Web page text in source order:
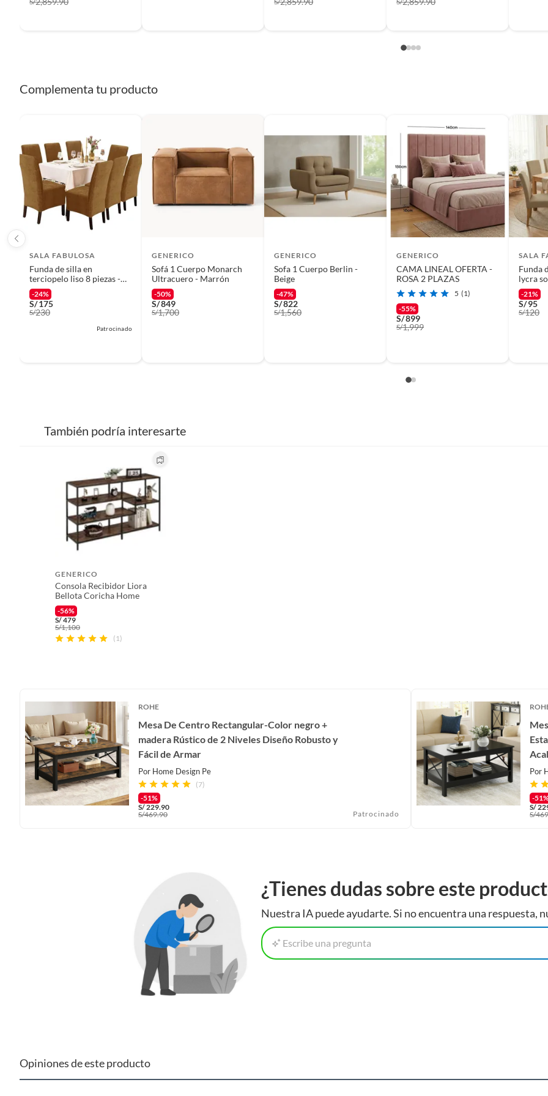
Deben estar cerrados, con todos sus sellos y etiquetas
Recuerda que el producto debe estar limpio, en buen estado, sin uso y deberá contar con todos sus accesorios,
manuales de uso y con el empaque original en perfectas condiciones (sin rayas, piquetes, abolladuras, manchas,
etc.).
Complementa tu producto
SALA FABULOSA
Funda de silla en
terciopelo liso 8 piezas -
Camel
-24%
S/175
S/230
Patrocinado
GENERICO
Sofá 1 Cuerpo Monarch
Ultracuero - Marrón
-50%
S/849
S/1,700
GENERICO
Sofa 1 Cuerpo Berlin -
Beige
-47%
S/822
S/1,560
GENERICO
CAMA LINEAL OFERTA -
ROSA 2 PLAZAS
5 (1)
-55%
S/899
S/1,999
SALA
Funda
lycra
-21%
S/95
S/120
También podría interesarte
GENERICO
Consola Recibidor Liora
Bellota Coricha Home
-56%
S/479
S/1,100
(1)
ROHE
Mesa De Centro Rectangular-Color negro +
madera Rústico de 2 Niveles Diseño Robusto y
Fácil de Armar
Por Home Design Pe
(7)
-51%
S/229.90
S/469.90 Patrocinado
Por
-
S/
S/
¿Tienes dudas sobre este
Nuestra IA puede ayudarte. Si no encuentra una respuesta,
Escribe una pregunta
Opiniones de este producto